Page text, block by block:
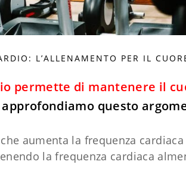
L’ALLENAMENTO PER IL
permette di mantenere il
approfondiamo questo
aumenta la frequenza
la frequenza cardiaca